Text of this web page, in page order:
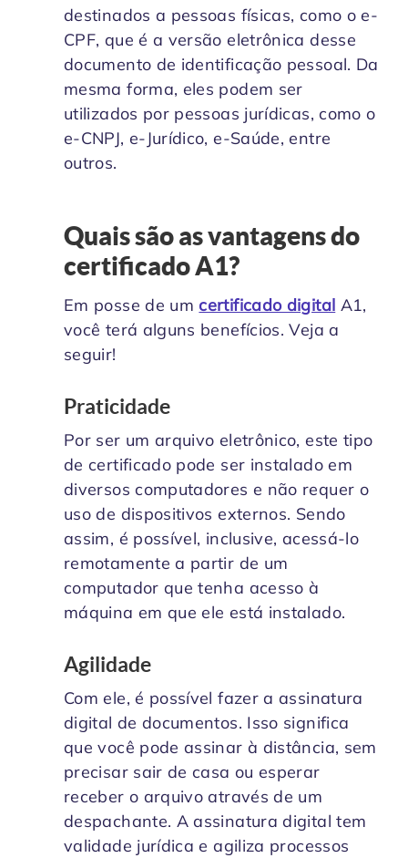
destinados a pessoas físicas, como o e-
CPF, que é a versão eletrônica desse
documento de identificação pessoal. Da
mesma forma, eles podem ser
utilizados por pessoas jurídicas, como o
e-CNPJ, e-Jurídico, e-Saúde, entre
outros.
Quais são as vantagens do
certificado A1?
Em posse de um certificado digital A1,
você terá alguns benefícios. Veja a
seguir!
Praticidade
Por ser um arquivo eletrônico, este tipo
de certificado pode ser instalado em
diversos computadores e não requer o
uso de dispositivos externos. Sendo
assim, é possível, inclusive, acessá-lo
remotamente a partir de um
computador que tenha acesso à
máquina em que ele está instalado.
Agilidade
Com ele, é possível fazer a assinatura
digital de documentos. Isso significa
que você pode assinar à distância, sem
precisar sair de casa ou esperar
receber o arquivo através de um
despachante. A assinatura digital tem
validade jurídica e agiliza processos